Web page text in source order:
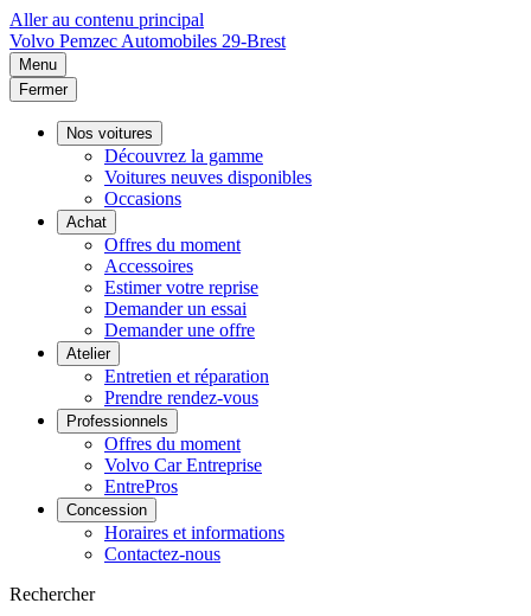
Aller au contenu principal
Volvo Pemzec Automobiles 29-Brest
Menu
Fermer
Nos voitures
Découvrez la gamme
Voitures neuves disponibles
Occasions
Achat
Offres du moment
Accessoires
Estimer votre reprise
Demander un essai
Demander une offre
Atelier
Entretien et réparation
Prendre rendez-vous
Professionnels
Offres du moment
Volvo Car Entreprise
EntrePros
Concession
Horaires et informations
Contactez-nous
Rechercher